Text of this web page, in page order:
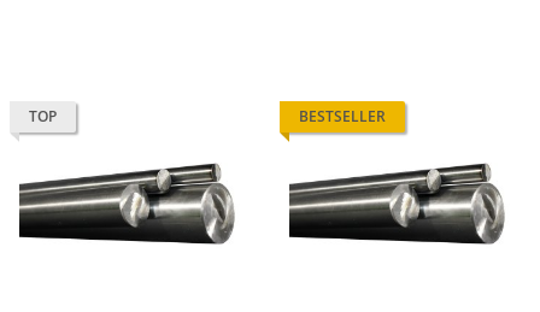
TOP BESTSELLER